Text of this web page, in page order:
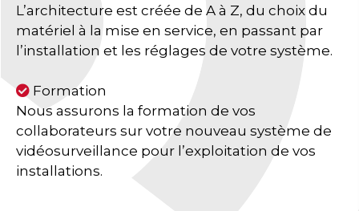
L’architecture est créée de A à Z, du choix du
matériel à la mise en service, en passant par
l’installation et les réglages de votre système.
Formation
Nous assurons la formation de vos
collaborateurs sur votre nouveau système de
vidéosurveillance pour l’exploitation de vos
installations.